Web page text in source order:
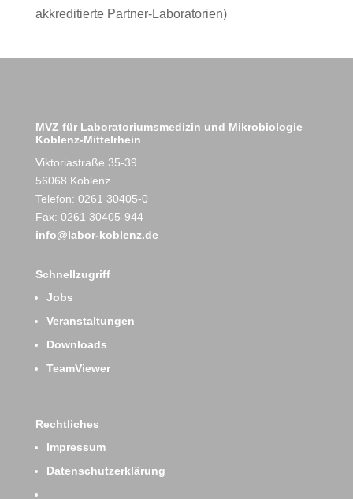
akkreditierte Partner-Laboratorien)
MVZ für Laboratoriumsmedizin und Mikrobiologie
Koblenz-Mittelrhein
Viktoriastraße 35-39
56068 Koblenz
Telefon: 0261 30405-0
Fax: 0261 30405-944
info@labor-koblenz.de
Schnellzugriff
Jobs
Veranstaltungen
Downloads
TeamViewer
Rechtliches
Impressum
Datenschutzerklärung